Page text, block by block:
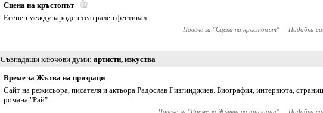
Сцена на кръстопът
Есенен международен театрален фестивал.
Повече за "Сцена на кръстопът" Подобни
Съвпадащи ключови думи артисти, изкуства
Време за Жътва на призраци
Сайт на режисьора, писателя и актьора Радослав Гизгинджиев‎. Биография, интервюта,
романа "Рай".
Повече за "Време за Жътва на призраци" Подобни